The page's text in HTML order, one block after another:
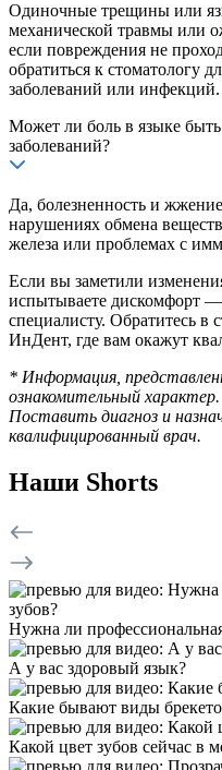
Одиночные трещины или
механической травмы или
если повреждения не
обратиться к стоматологу
заболеваний или инфекций.
Может ли боль в языке
заболеваний?
Да, болезненность и
нарушениях обмена
железа или проблемах с
Если вы заметили
испытываете дискомфорт
специалисту. Обратитесь в
ИнДент, где вам окажут
* Информация,
ознакомительный характер.
Поставить диагноз и
квалифицированный врач.
Наши Shorts
Нужна ли
А у вас здоровый язык?
Какие бывают виды
Какой цвет зубов сейчас в